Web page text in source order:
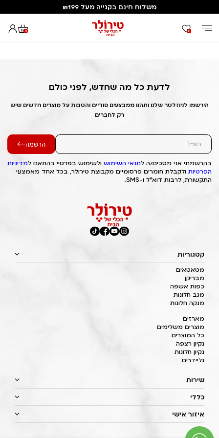
משלוח חינם בקנייה מעל ₪199
0 0
דף הבית Out of Stock Alert 2025/08/14 1755174983
לדעת כל מה שחדש, לפני כולם
הירשמו לניוזלטר שלנו ותהנו ממבצעים סודיים והטבות על מוצרים חדשים שיש
רק לחברים
הרשמה
בהרשמתי אני מסכים/ה לתנאי השימוש ולשימוש בפרטיי בהתאם למדיניות
הפרטיות ולקבלת חומרים פרסומיים מקבוצת טירולר, בכל אחד מאמצעי
התקשורת, לרבות דוא"ל ו-SMS.
קטגוריות
מטאטאים
מבריקן
כפות אשפה
מגב חלונות
מנקה חלונות
מארזים
מוצרים משלימים
כל המוצרים
נקיון רצפה
נקיון חלונות
גליידרים
שירות
כללי
איזור אישי